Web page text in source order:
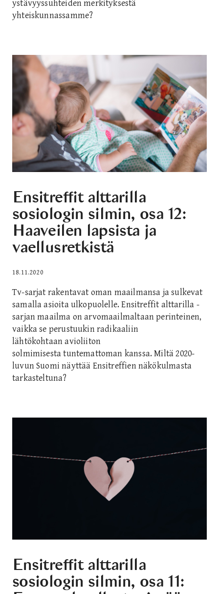
ystävyyssuhteiden merkityksestä
yhteiskunnassamme?
Ensitreffit alttarilla
sosiologin silmin, osa 12:
Haaveilen lapsista ja
vaellusretkistä
18.11.2020
Tv-sarjat rakentavat oman maailmansa ja sulkevat
samalla asioita ulkopuolelle. Ensitreffit alttarilla -
sarjan maailma on arvomaailmaltaan perinteinen,
vaikka se perustuukin radikaaliin
lähtökohtaan avioliiton
solmimisesta tuntemattoman kanssa. Miltä 2020-
luvun Suomi näyttää Ensitreffien näkökulmasta
tarkasteltuna?
Ensitreffit alttarilla
sosiologin silmin, osa 11: